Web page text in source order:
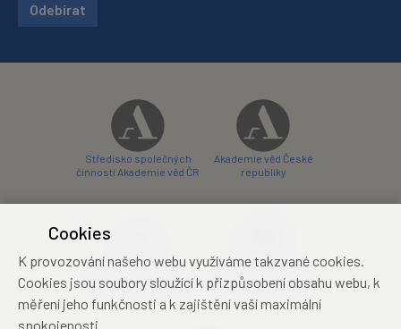
Odebírat
Středisko společných
činností Akademie věd ČR
Akademie věd České
republiky
konferenční centrum
Zámecký hotel Třešť
konferenční centrum
Cookies
K provozování našeho webu využíváme takzvané cookies.
Cookies jsou soubory sloužící k přizpůsobení obsahu webu, k
měření jeho funkčnosti a k zajištění vaší maximální
spokojenosti.